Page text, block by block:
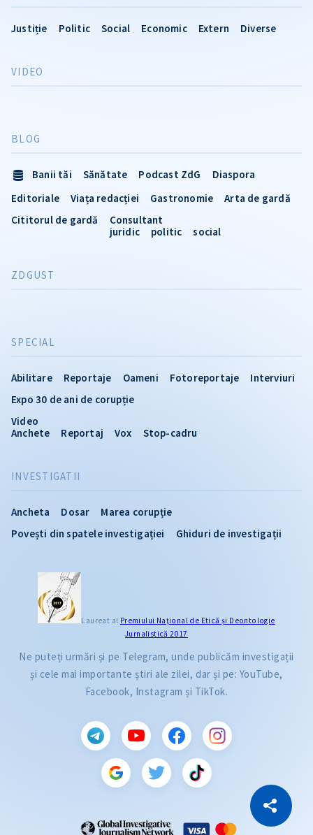
Copiază Link
Justiție Politic Social Economic Extern Diverse
INVESTIGATII
Ancheta Dosar
Marea corupție
Povești din spatele investigației
Ghiduri de investigații
VIDEO
SPECIAL
Abilitare Reportaje Oameni Fotoreportaje
Interviuri
Expo 30 de ani de corupție
Video
Anchete
Reportaj Vox Stop-cadru
BLOG
Banii tăi Sănătate Podcast ZdG
Diaspora
Editoriale
Viața redacției Gastronomie
Arta de gardă
Cititorul de gardă
Consultant
juridic
politic social
ZDGUST
Laureat al Premiului Naţional de Etică și Deontologie
Jurnalistică 2017
Ne puteți urmări și pe Telegram, unde publicăm investigații
și cele mai importante știri ale zilei, dar și pe: YouTube,
Facebook, Instagram și TikTok.